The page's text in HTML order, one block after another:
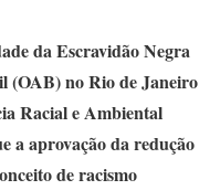
da Escravidão Negra
(OAB) no Rio de Janeiro
Racial e Ambiental
a aprovação da redução
de racismo